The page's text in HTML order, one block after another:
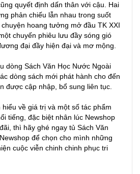
quyết định dấn thân với cậu. Hai
phản chiếu lẫn nhau trong suốt
hoang tưởng mở đầu TK XXI
chuyến phiêu lưu đầy sóng gió
đại đầy hiện đại và mơ mộng.
dòng Sách Văn Học Nước Ngoài
dòng sách mới phát hành cho đến
được cập nhập, bổ sung liên tục.
về giá trị và một số tác phẩm
tiếng, đặc biệt nhân lúc Newshop
thì hãy ghé ngay tủ Sách Văn
để chọn cho mình những
cuộc viễn chinh chinh phục tri